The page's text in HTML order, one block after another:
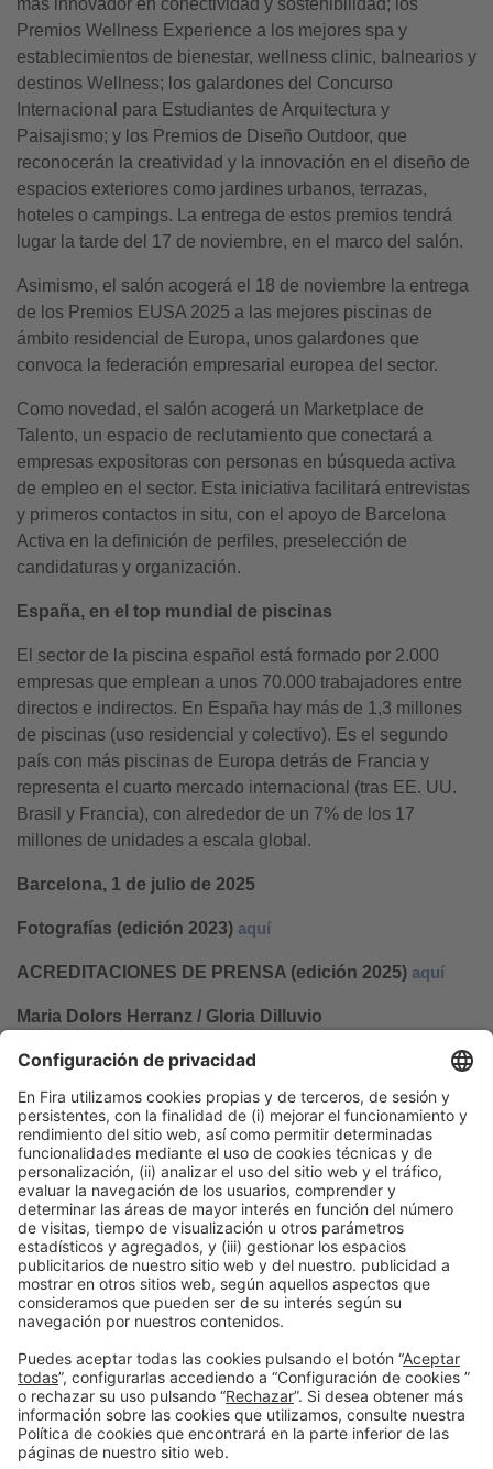
más innovador en conectividad y sostenibilidad; los
Premios Wellness Experience a los mejores spa y
establecimientos de bienestar, wellness clinic, balnearios y
destinos Wellness; los galardones del Concurso
Internacional para Estudiantes de Arquitectura y
Paisajismo; y los Premios de Diseño Outdoor, que
reconocerán la creatividad y la innovación en el diseño de
espacios exteriores como jardines urbanos, terrazas,
hoteles o campings. La entrega de estos premios tendrá
lugar la tarde del 17 de noviembre, en el marco del salón.
Asimismo, el salón acogerá el 18 de noviembre la entrega
de los Premios EUSA 2025 a las mejores piscinas de
ámbito residencial de Europa, unos galardones que
convoca la federación empresarial europea del sector.
Como novedad, el salón acogerá un Marketplace de
Talento, un espacio de reclutamiento que conectará a
empresas expositoras con personas en búsqueda activa
de empleo en el sector. Esta iniciativa facilitará entrevistas
y primeros contactos in situ, con el apoyo de Barcelona
Activa en la definición de perfiles, preselección de
candidaturas y organización.
España, en el top mundial de piscinas
El sector de la piscina español está formado por 2.000
empresas que emplean a unos 70.000 trabajadores entre
directos e indirectos. En España hay más de 1,3 millones
de piscinas (uso residencial y colectivo). Es el segundo
país con más piscinas de Europa detrás de Francia y
representa el cuarto mercado internacional (tras EE. UU.
Brasil y Francia), con alrededor de un 7% de los 17
millones de unidades a escala global.
Barcelona, 1 de julio de 2025
Fotografías (edición 2023) aquí
ACREDITACIONES DE PRENSA (edición 2025) aquí
Maria Dolors Herranz / Gloria Dilluvio
mdherranz@firabarcelona.com
gdilluvio@firabarcelona.com
Información generalAviso legalPolítica de privacidad
Política de cookies
#PISCINABARCELONA